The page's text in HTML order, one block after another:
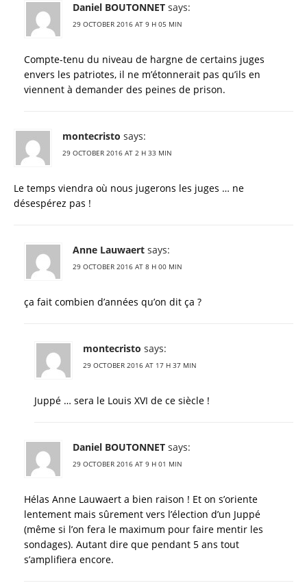
Daniel BOUTONNET says:
29 OCTOBER 2016 AT 9 H 05 MIN
Compte-tenu du niveau de hargne de certains juges
envers les patriotes, il ne m’étonnerait pas qu’ils en
viennent à demander des peines de prison.
montecristo says:
29 OCTOBER 2016 AT 2 H 33 MIN
Le temps viendra où nous jugerons les juges … ne
désespérez pas !
Anne Lauwaert says:
29 OCTOBER 2016 AT 8 H 00 MIN
ça fait combien d’années qu’on dit ça ?
montecristo says:
29 OCTOBER 2016 AT 17 H 37 MIN
Juppé … sera le Louis XVI de ce siècle !
Daniel BOUTONNET says:
29 OCTOBER 2016 AT 9 H 01 MIN
Hélas Anne Lauwaert a bien raison ! Et on s’oriente
lentement mais sûrement vers l’élection d’un Juppé
(même si l’on fera le maximum pour faire mentir les
sondages). Autant dire que pendant 5 ans tout
s’amplifiera encore.